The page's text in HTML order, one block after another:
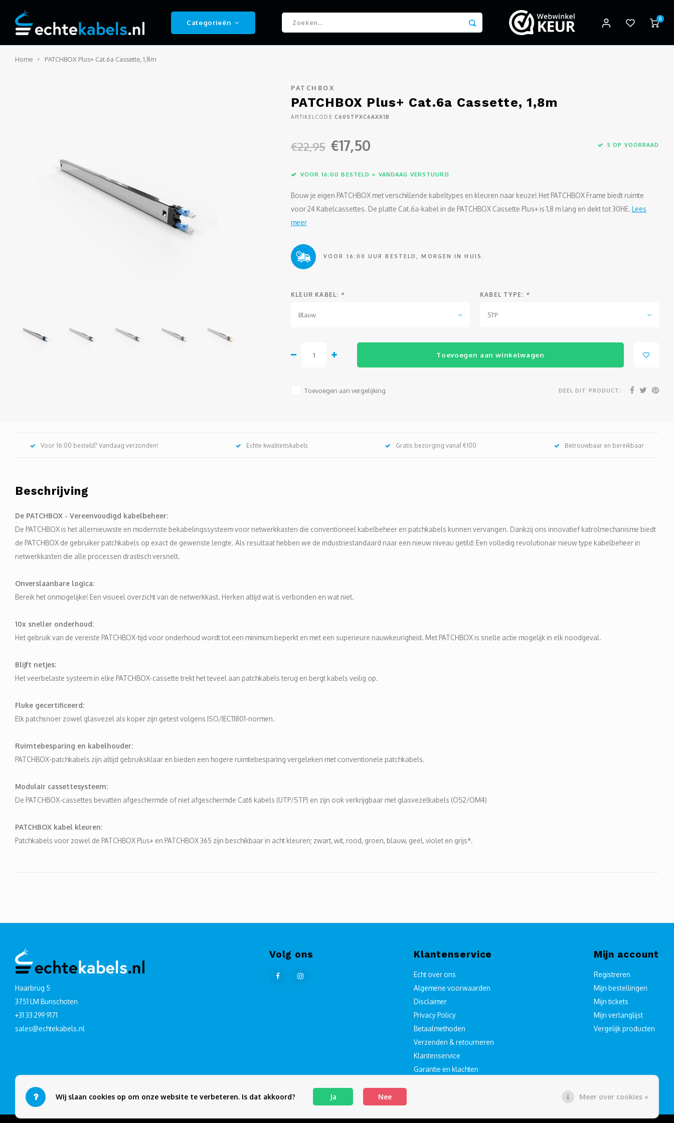
Categorieën 0
Home PATCHBOX Plus+ Cat.6a Cassette, 1,8m
PATCHBOX
PATCHBOX Plus+ Cat.6a Cassette, 1,8m
ARTIKELCODE C60STPXC6AXX1B
€22,95 €17,50 5 OP VOORRAAD
VOOR 16:00 BESTELD = VANDAAG VERSTUURD
Bouw je eigen PATCHBOX met verschillende kabeltypes en kleuren naar keuze! Het PATCHBOX Frame biedt ruimte
voor 24 Kabelcassettes. De platte Cat.6a-kabel in de PATCHBOX Cassette Plus+ is 1,8 m lang en dekt tot 30HE. Lees
meer
VOOR 16:00 UUR BESTELD, MORGEN IN HUIS.
KLEUR KABEL: *
Blauw
KABEL TYPE: *
STP
Toevoegen aan winkelwagen
Toevoegen aan vergelijking DEEL DIT PRODUCT:
Voor 16:00 besteld? Vandaag verzonden! Echte kwaliteitskabels Gratis bezorging vanaf €100 Betrouwbaar en bereikbaar
Beschrijving
De PATCHBOX - Vereenvoudigd kabelbeheer:
De PATCHBOX is het allernieuwste en modernste bekabelingssysteem voor netwerkkasten die conventioneel kabelbeheer en patchkabels kunnen vervangen. Dankzij ons innovatief katrolmechanisme biedt
de PATCHBOX de gebruiker patchkabels op exact de gewenste lengte. Als resultaat hebben we de industriestandaard naar een nieuw niveau getild: Een volledig revolutionair nieuw type kabelbeheer in
netwerkkasten die alle processen drastisch versnelt.
Onverslaanbare logica:
Bereik het onmogelijke! Een visueel overzicht van de netwerkkast. Herken altijd wat is verbonden en wat niet.
10x sneller onderhoud:
Het gebruik van de vereiste PATCHBOX-tijd voor onderhoud wordt tot een minimum beperkt en met een superieure nauwkeurigheid. Met PATCHBOX is snelle actie mogelijk in elk noodgeval.
Blijft netjes:
Het veerbelaste systeem in elke PATCHBOX-cassette trekt het teveel aan patchkabels terug en bergt kabels veilig op.
Fluke gecertificeerd:
Elk patchsnoer zowel glasvezel als koper zijn getest volgens ISO/IEC11801-normen.
Ruimtebesparing en kabelhouder:
PATCHBOX-patchkabels zijn altijd gebruiksklaar en bieden een hogere ruimtebesparing vergeleken met conventionele patchkabels.
Modulair cassettesysteem:
De PATCHBOX-cassettes bevatten afgeschermde of niet afgeschermde Cat6 kabels (UTP/STP) en zijn ook verkrijgbaar met glasvezelkabels (OS2/OM4)
PATCHBOX kabel kleuren:
Patchkabels voor zowel de PATCHBOX Plus+ en PATCHBOX 365 zijn beschikbaar in acht kleuren; zwart, wit, rood, groen, blauw, geel, violet en grijs*.
Haarbrug 5
3751 LM Bunschoten
+31 33 299 9171
sales@echtekabels.nl
Volg ons Klantenservice
Echt over ons
Algemene voorwaarden
Disclaimer
Privacy Policy
Betaalmethoden
Verzenden & retourneren
Klantenservice
Garantie en klachten
Mijn account
Registreren
Mijn bestellingen
Mijn tickets
Mijn verlanglijst
Vergelijk producten
Wij slaan cookies op om onze website te verbeteren. Is dat akkoord? Ja Nee Meer over cookies »